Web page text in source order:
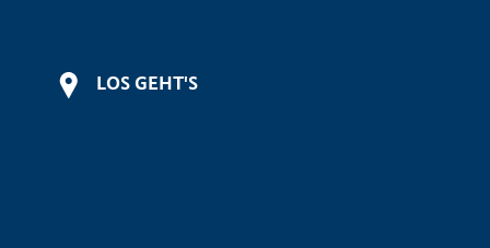
LOS GEHT'S